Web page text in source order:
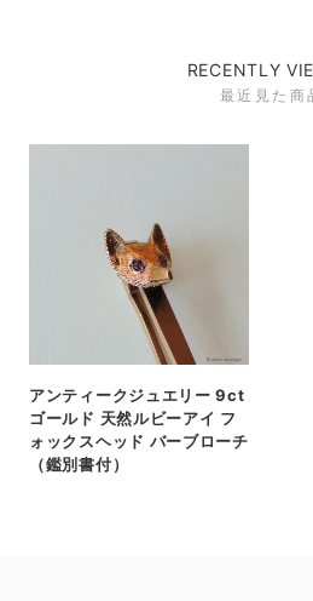
RECENTLY
最近見た商
アンティークジュエリー 9ct
ゴールド 天然ルビーアイ フ
ォックスヘッド バーブローチ
（鑑別書付）